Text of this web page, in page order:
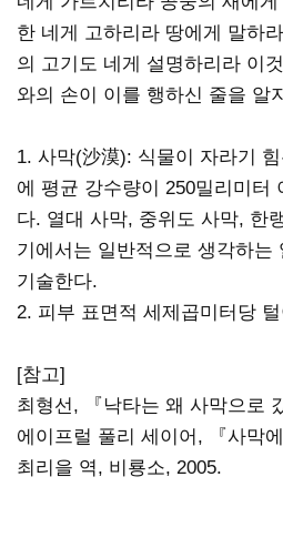
한 네게 고하리라 땅에게 말하
의 고기도 네게 설명하리라 이
와의 손이 이를 행하신 줄을 알
1. 사막(沙漠): 식물이 자라기
에 평균 강수량이 250밀리미터
다. 열대 사막, 중위도 사막, 한
기에서는 일반적으로 생각하는
기술한다.
2. 피부 표면적 세제곱미터당
[참고]
최형선, 『낙타는 왜 사막으로
에이프럴 풀리 세이어, 『사막
최리을 역, 비룡소, 2005.